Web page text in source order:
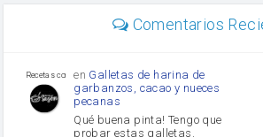
Comentarios
Recetas con sazon
en Galletas de harina de
garbanzos, cacao y nueces
pecanas
Qué buena pinta! Tengo que
probar estas galletas.